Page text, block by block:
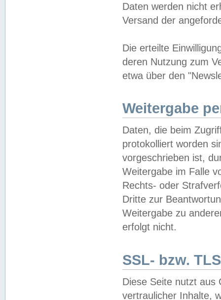
Daten werden nicht
Versand der
Die erteilte
deren Nutzung zum
etwa über den
Weitergabe
Daten, die beim
protokolliert worden
vorgeschrieben ist,
Weitergabe im Falle
Rechts- oder
Dritte zur
Weitergabe zu
erfolgt nicht.
SSL- bzw.
Diese Seite nutzt aus
vertraulicher Inhalte,